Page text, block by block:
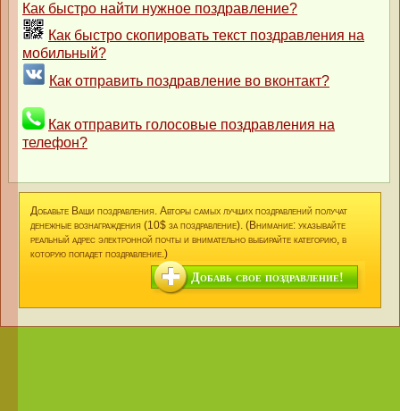
Как быстро найти нужное поздравление?
Как быстро скопировать текст поздравления на
мобильный?
Как отправить поздравление во вконтакт?
Как отправить голосовые поздравления на
телефон?
Добавьте Ваши поздравления. Авторы самых лучших поздравлений получат
денежные вознаграждения (10$ за поздравление). (Внимание: указывайте
реальный адрес электронной почты и внимательно выбирайте категорию, в
которую попадет поздравление.)
Добавь свое поздравление!